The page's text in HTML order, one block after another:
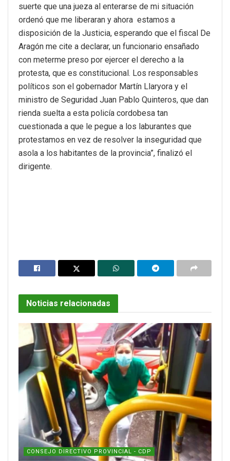
suerte que una jueza al enterarse de mi situación
ordenó que me liberaran y ahora estamos a
disposición de la Justicia, esperando que el fiscal De
Aragón me cite a declarar, un funcionario ensañado
con meterme preso por ejercer el derecho a la
protesta, que es constitucional. Los responsables
políticos son el gobernador Martín Llaryora y el
ministro de Seguridad Juan Pablo Quinteros, que dan
rienda suelta a esta policía cordobesa tan
cuestionada a que le pegue a los laburantes que
protestamos en vez de resolver la inseguridad que
asola a los habitantes de la provincia”, finalizó el
dirigente.
Noticias relacionadas
CONSEJO DIRECTIVO PROVINCIAL - CDP